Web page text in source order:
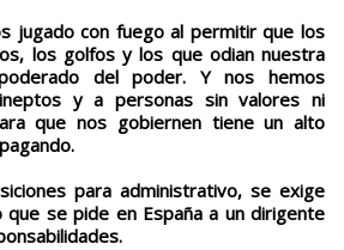
jugado con fuego al permitir que los
los golfos y los que odian nuestra
del poder. Y nos hemos
y a personas sin valores ni
que nos gobiernen tiene un alto
para administrativo, se exige
que se pide en España a un dirigente